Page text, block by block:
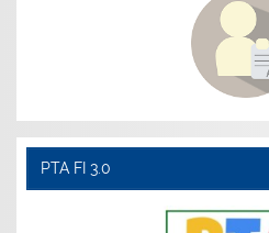
PTA FI 3.0